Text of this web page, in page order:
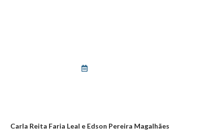
Carla Reita Faria Leal e Edson Pereira Magalhães